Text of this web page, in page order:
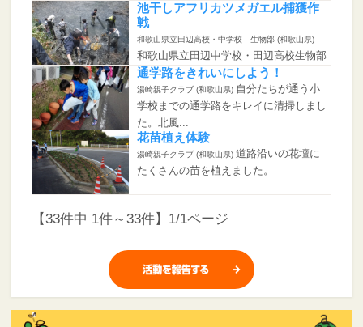
池干しアフリカツメガエル捕獲作
戦
和歌山県立田辺高校・中学校 生物部 (和歌山県)
和歌山県立田辺中学校・田辺高校生物部
では、鳥の巣半島の生物に...
通学路をきれいにしよう！
湯崎親子クラブ (和歌山県) 自分たちが通う小
学校までの通学路をキレイに清掃しまし
た。北風...
花苗植え体験
湯崎親子クラブ (和歌山県) 道路沿いの花壇に
たくさんの苗を植えました。
【33件中 1件～33件】1/1ページ